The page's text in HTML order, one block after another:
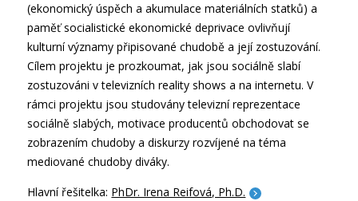
(ekonomický úspěch a akumulace materiálních statků) a
paměť socialistické ekonomické deprivace ovlivňují
kulturní významy připisované chudobě a její zostuzování.
Cílem projektu je prozkoumat, jak jsou sociálně slabí
zostuzováni v televizních reality shows a na internetu. V
rámci projektu jsou studovány televizní reprezentace
sociálně slabých, motivace producentů obchodovat se
zobrazením chudoby a diskurzy rozvíjené na téma
mediované chudoby diváky.
Hlavní řešitelka: PhDr. Irena Reifová, Ph.D.